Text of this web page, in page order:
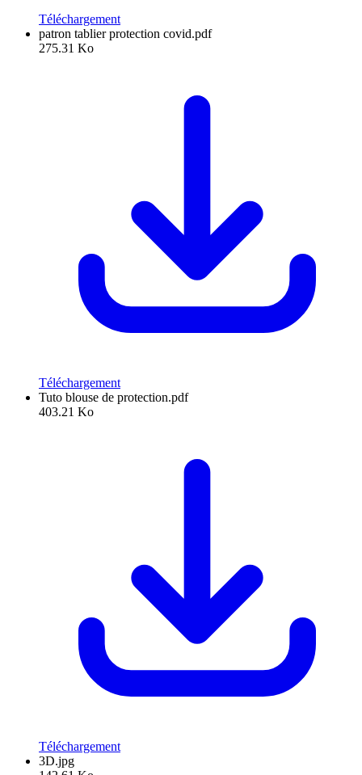
Téléchargement
patron tablier protection covid.pdf
275.31 Ko
Téléchargement
Tuto blouse de protection.pdf
403.21 Ko
Téléchargement
3D.jpg